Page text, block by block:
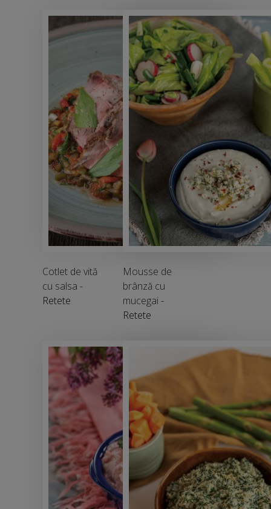
Cotlet de vită
cu salsa -
Retete
Mousse de
brânză cu
mucegai-
Retete